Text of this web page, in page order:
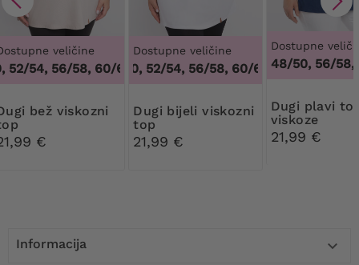
veličine
54, 56/58, 60/62 48/50, 52/54, 56/58, 60/62
€
Dostupne veličine
48/50, 52/54, 56/58, 60/62, 48/50, 52/54,
Dugi bijeli viskozni
top
21,99 €
Dostupne
48/50, 56/58,
Dugi plavi top od
viskoze
21,99 €
Informacija 